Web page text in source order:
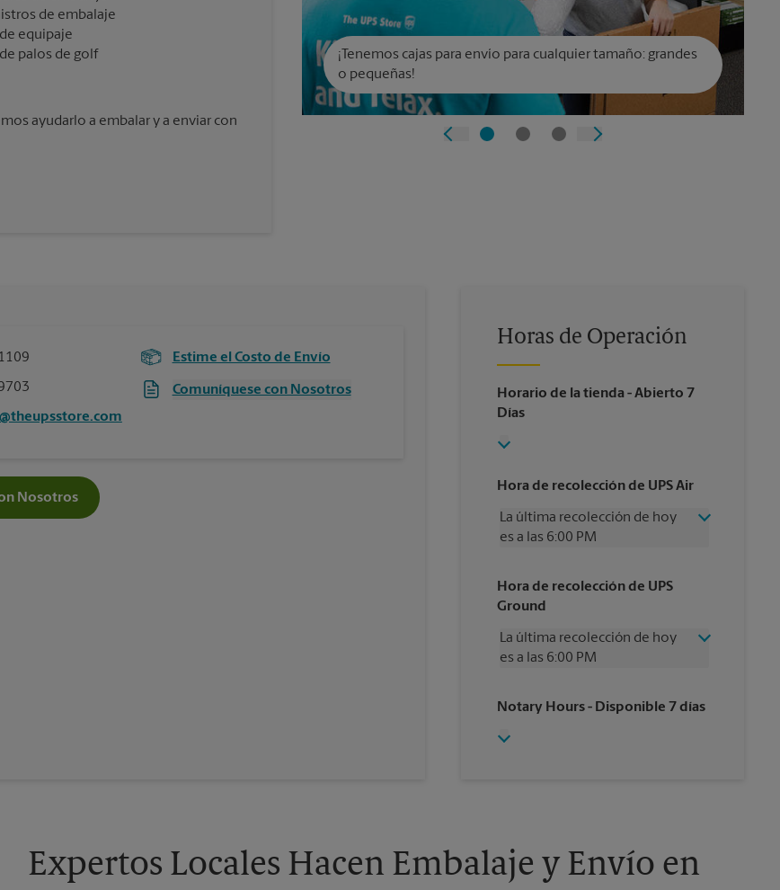
de embalaje
equipaje
palos de golf
ayudarlo a embalar y a enviar con
¡Tenemos cajas para envío para cualquier tamaño: grandes
o pequeñas!
Estime el Costo de Envío
Comuníquese con Nosotros
Nosotros
Horas de Operación
Horario de la tienda - Abierto 7
Días
Hora de recolección de UPS Air
La última recolección de hoy
es a las 6:00 PM
Jueves
6:00 PM
Viernes
Sábado
2:00 PM
Domingo
Sin Recolección
Hora de recolección de UPS
Ground
La última recolección de hoy
es a las 6:00 PM
Jueves
6:00 PM
Viernes
Notary Hours- Disponible 7 días
Expertos Locales Hacen Embalaje y Envío en